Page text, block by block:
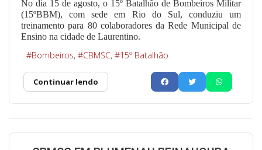
No dia 15 de agosto, o 15º Batalhão de Bombeiros Militar
(15ºBBM), com sede em Rio do Sul, conduziu um
treinamento para 80 colaboradores da Rede Municipal de
Ensino na cidade de Laurentino.
Bombeiros CBMSC 15º Batalhão
Continuar lendo